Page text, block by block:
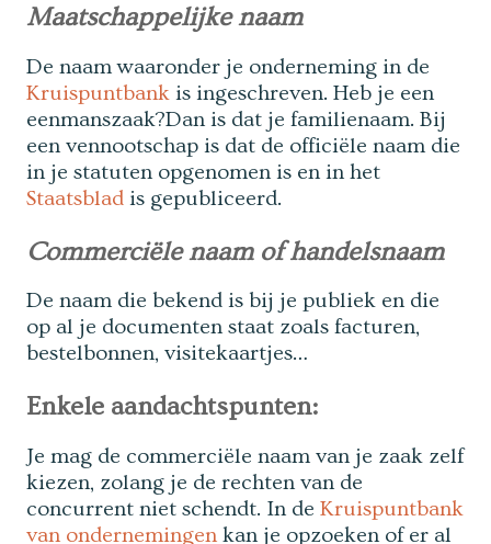
Maatschappelijke naam
De naam waaronder je onderneming in de
Kruispuntbank is ingeschreven. Heb je een
eenmanszaak?Dan is dat je familienaam. Bij
een vennootschap is dat de officiële naam die
in je statuten opgenomen is en in het
Staatsblad is gepubliceerd.
Commerciële naam of handelsnaam
De naam die bekend is bij je publiek en die
op al je documenten staat zoals facturen,
bestelbonnen, visitekaartjes…
Enkele aandachtspunten:
Je mag de commerciële naam van je zaak zelf
kiezen, zolang je de rechten van de
concurrent niet schendt. In deKruispuntbank
van ondernemingen kan je opzoeken of er al